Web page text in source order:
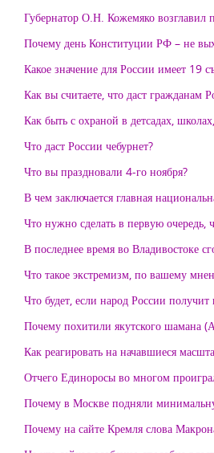
Губернатор О.Н. Кожемяко возглавил
Почему день Конституции РФ – не
Какое значение для России имеет 19
Как вы считаете, что даст
Как быть с охраной в детсадах,
Что даст России чебурнет?
Что вы праздновали 4-го ноября?
В чем заключается главная
Что нужно сделать в первую очередь,
В последнее время во Владивостоке
Что такое экстремизм, по вашему
Что будет, если народ России
Почему похитили якутского шамана
Как реагировать на начавшиеся
Отчего Единоросы во многом
Почему в Москве подняли
Почему на сайте Кремля слова